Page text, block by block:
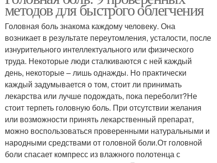
методов для быстрого облегчения
Головная боль знакома каждому человеку. Она
возникает в результате переутомления, усталости, после
изнурительного интеллектуального или физического
труда. Некоторые люди сталкиваются с ней каждый
день, некоторые – лишь однажды. Но практически
каждый задумывается о том, стоит ли принимать
лекарства или лучше подождать, пока переболит?Не
стоит терпеть головную боль. При отсутствии желания
или возможности принять лекарственный препарат,
можно воспользоваться проверенными натуральными и
народными средствами от головной боли.От головной
боли спасает компресс из влажного полотенца с